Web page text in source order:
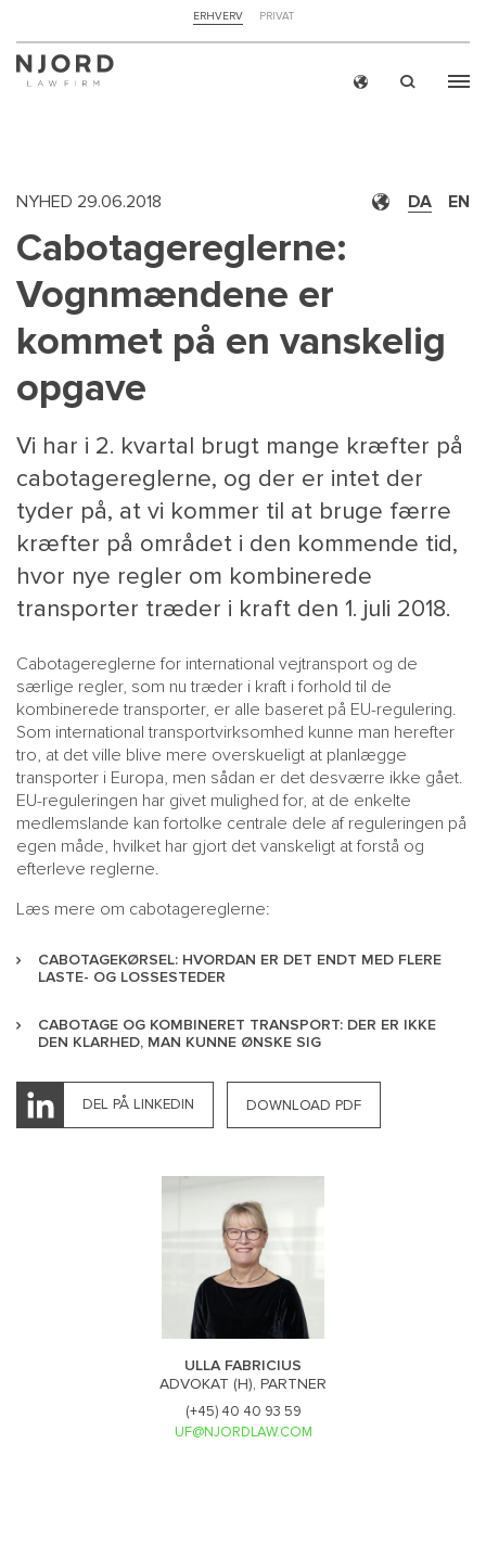
TOP
MENU
ERHVERV PRIVAT
MAIN
MENU
SMALL
HR
DA EN
NYHED 29.06.2018
Cabotagereglerne:
Vognmændene er
kommet på en vanskelig
opgave
Vi har i 2. kvartal brugt mange kræfter på
cabotagereglerne, og der er intet der
tyder på, at vi kommer til at bruge færre
kræfter på området i den kommende tid,
hvor nye regler om kombinerede
transporter træder i kraft den 1. juli 2018.
Cabotagereglerne for international vejtransport og de
særlige regler, som nu træder i kraft i forhold til de
kombinerede transporter, er alle baseret på EU-regulering.
Som international transportvirksomhed kunne man herefter
tro, at det ville blive mere overskueligt at planlægge
transporter i Europa, men sådan er det desværre ikke gået.
EU-reguleringen har givet mulighed for, at de enkelte
medlemslande kan fortolke centrale dele af reguleringen på
egen måde, hvilket har gjort det vanskeligt at forstå og
efterleve reglerne.
Læs mere om cabotagereglerne:
CABOTAGEKØRSEL: HVORDAN ER DET ENDT MED FLERE
LASTE- OG LOSSESTEDER
CABOTAGE OG KOMBINERET TRANSPORT: DER ER IKKE
DEN KLARHED, MAN KUNNE ØNSKE SIG
DEL PÅ LINKEDIN DOWNLOAD PDF
ULLA FABRICIUS
ADVOKAT (H), PARTNER
(+45) 40 40 93 59
UF@NJORDLAW.COM